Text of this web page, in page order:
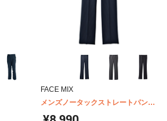
FACE MIX
メンズノータックストレートパンツ
FP6001M